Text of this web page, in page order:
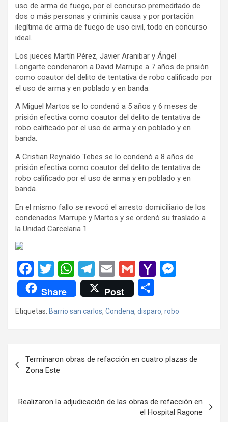
uso de arma de fuego, por el concurso premeditado de
dos o más personas y criminis causa y por portación
ilegítima de arma de fuego de uso civil, todo en concurso
ideal.
Los jueces Martín Pérez, Javier Aranibar y Ángel
Longarte condenaron a David Marrupe a 7 años de prisión
como coautor del delito de tentativa de robo calificado por
el uso de arma y en poblado y en banda.
A Miguel Martos se lo condenó a 5 años y 6 meses de
prisión efectiva como coautor del delito de tentativa de
robo calificado por el uso de arma y en poblado y en
banda.
A Cristian Reynaldo Tebes se lo condenó a 8 años de
prisión efectiva como coautor del delito de tentativa de
robo calificado por el uso de arma y en poblado y en
banda.
En el mismo fallo se revocó el arresto domiciliario de los
condenados Marrupe y Martos y se ordenó su traslado a
la Unidad Carcelaria 1.
F
a
ce
b
o
k
T
wi
tt
er
W
h
at
s
A
p
T
el
e
gr
a
E
m
ail
G
m
ail
Y
o
o
ail
n
g
Share Post
m
ar
tir
Etiquetas: Barrio san carlos, Condena, disparo, robo
de
entradas
Terminaron obras de refacción en cuatro plazas de
Zona Este
Realizaron la adjudicación de las obras de refacción en
el Hospital Ragone